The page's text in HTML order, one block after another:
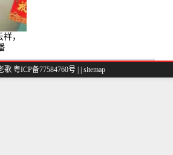
，
歌 粤ICP备77584760号 sitemap